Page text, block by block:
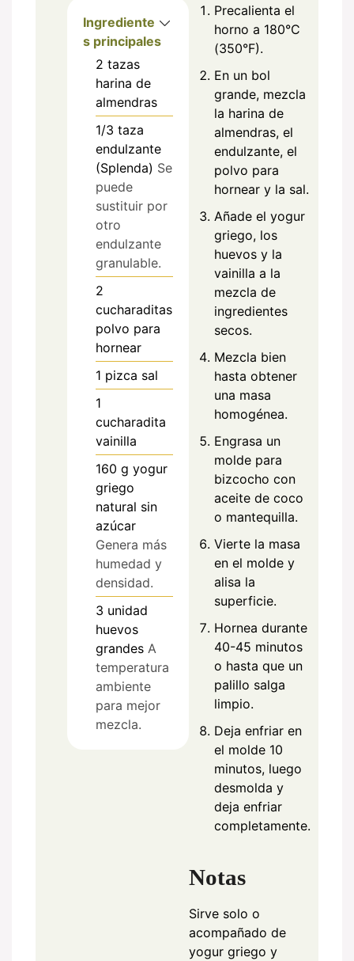
Ingrediente
s principales
2 tazas
harina de
almendras
1/3 taza
endulzante
(Splenda) Se
puede
sustituir por
otro
endulzante
granulable.
2
cucharaditas
polvo para
hornear
1 pizca sal
1
cucharadita
vainilla
160 g yogur
griego
natural sin
azúcar
Genera más
humedad y
densidad.
3 unidad
huevos
grandes A
temperatura
ambiente
para mejor
mezcla.
Precalienta el
horno a 180°C
(350°F).
En un bol
grande, mezcla
la harina de
almendras, el
endulzante, el
polvo para
hornear y la sal.
Añade el yogur
griego, los
huevos y la
vainilla a la
mezcla de
ingredientes
secos.
Mezcla bien
hasta obtener
una masa
homogénea.
Engrasa un
molde para
bizcocho con
aceite de coco
o mantequilla.
Vierte la masa
en el molde y
alisa la
superficie.
Hornea durante
40-45 minutos
o hasta que un
palillo salga
limpio.
Deja enfriar en
el molde 10
minutos, luego
desmolda y
deja enfriar
completamente.
Notas
Sirve solo o
acompañado de
yogur griego y